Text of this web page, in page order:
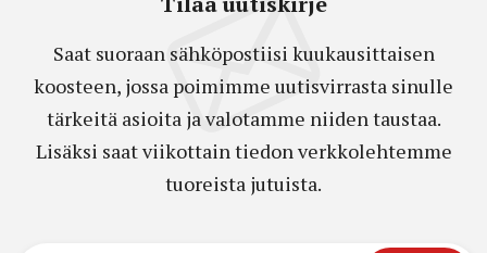
Saat suoraan sähköpostiisi kuukausittaisen
koosteen, jossa poimimme uutisvirrasta sinulle
tärkeitä asioita ja valotamme niiden taustaa.
Lisäksi saat viikottain tiedon verkkolehtemme
tuoreista jutuista.